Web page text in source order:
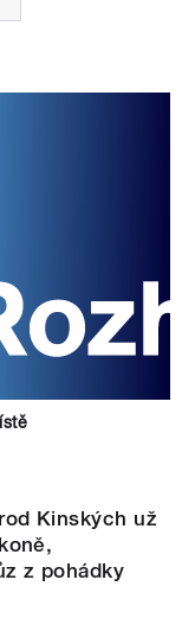
Kinských už
z pohádky